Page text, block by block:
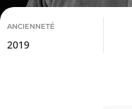
ANCIENNETÉ
2019